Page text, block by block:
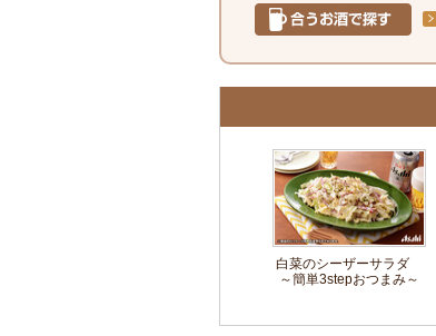
白菜のシーザーサラダ
～簡単3stepおつまみ～